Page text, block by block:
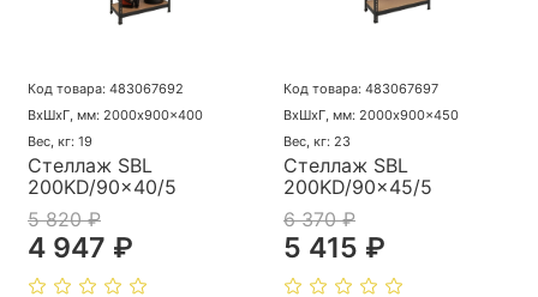
Код товара: 483067692
ВхШхГ, мм: 2000x900x400
Вес, кг: 19
Стеллаж SBL
200KD/90x40/5
5 820 ₽
4 947 ₽
Код товара: 483067697
ВхШхГ, мм: 2000x900x450
Вес, кг: 23
Стеллаж SBL
200KD/90x45/5
6 370 ₽
5 415 ₽